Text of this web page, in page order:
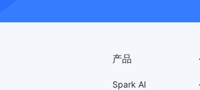
产品
Spark AI